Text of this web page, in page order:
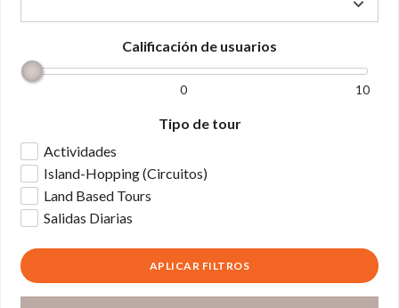
Tipo de tour
Actividades
Island-Hopping (Circuitos)
Land Based Tours
Salidas Diarias
Calificación de usuarios
0 10